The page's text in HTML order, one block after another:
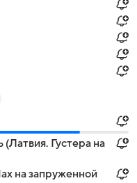
Густера на
на запруженной